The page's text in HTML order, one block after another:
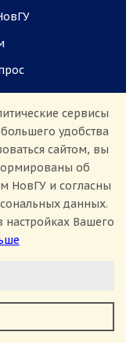
сервисы
удобства
сайтом, вы
об
НовГУ и согласны
данных.
Вашего